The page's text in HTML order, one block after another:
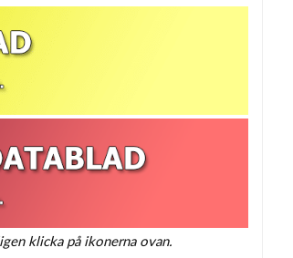
klicka på ikonerna ovan.